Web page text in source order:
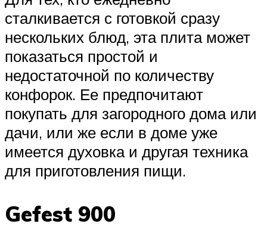
сталкивается с готовкой сразу
нескольких блюд, эта плита может
показаться простой и
недостаточной по количеству
конфорок. Ее предпочитают
покупать для загородного дома или
дачи, или же если в доме уже
имеется духовка и другая техника
для приготовления пищи.
Gefest 900